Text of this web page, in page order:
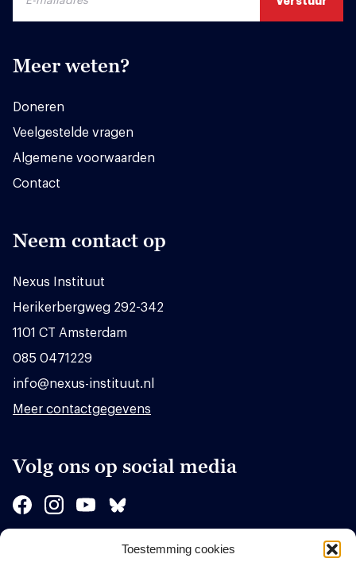
Toestemming cookies
Meer weten?
Doneren
Veelgestelde vragen
Algemene voorwaarden
Contact
Neem contact op
Nexus Instituut
Herikerbergweg 292-342
1101 CT Amsterdam
085 0471229
info@nexus-instituut.nl
Meer contactgegevens
Volg ons op social media